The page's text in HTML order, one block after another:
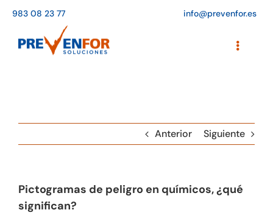
contenido
983 08 23 77 info@prevenfor.es
Toggle
Adaptación a la LOPD
Anterior Siguiente
Pictogramas de peligro en químicos, ¿qué
significan?